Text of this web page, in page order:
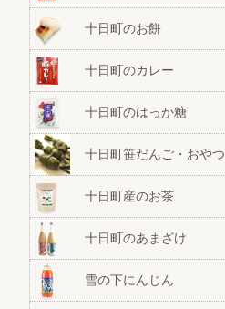
十日町のお餅
十日町のカレー
十日町のはっか糖
十日町笹だんご・おやつ
十日町産のお茶
十日町のあまざけ
雪の下にんじん